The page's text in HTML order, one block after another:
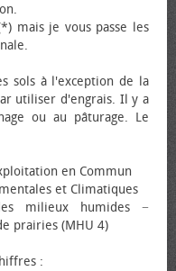
mais je vous passe les
sols à l'exception de la
utiliser d'engrais. Il y a
ou au pâturage. Le
en Commun
et Climatiques
milieux humides −
prairies (MHU 4)
: